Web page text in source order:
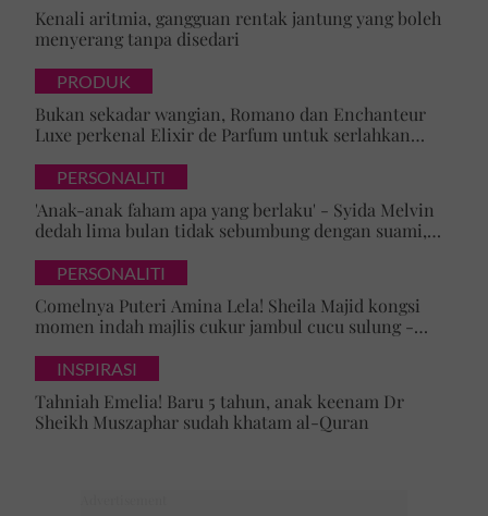
Kenali aritmia, gangguan rentak jantung yang boleh
menyerang tanpa disedari
PRODUK
Bukan sekadar wangian, Romano dan Enchanteur
Luxe perkenal Elixir de Parfum untuk serlahkan
PERSONALITI
'Anak-anak faham apa yang berlaku' - Syida Melvin
dedah lima bulan tidak sebumbung dengan suami,
PERSONALITI
Comelnya Puteri Amina Lela! Sheila Majid kongsi
momen indah majlis cukur jambul cucu sulung -
INSPIRASI
Tahniah Emelia! Baru 5 tahun, anak keenam Dr
Sheikh Muszaphar sudah khatam al-Quran